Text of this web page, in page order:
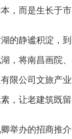
，而是生长于
静谧积淀，到
，将南昌画院
限公司文旅产
，让老建筑既
办的招商推介